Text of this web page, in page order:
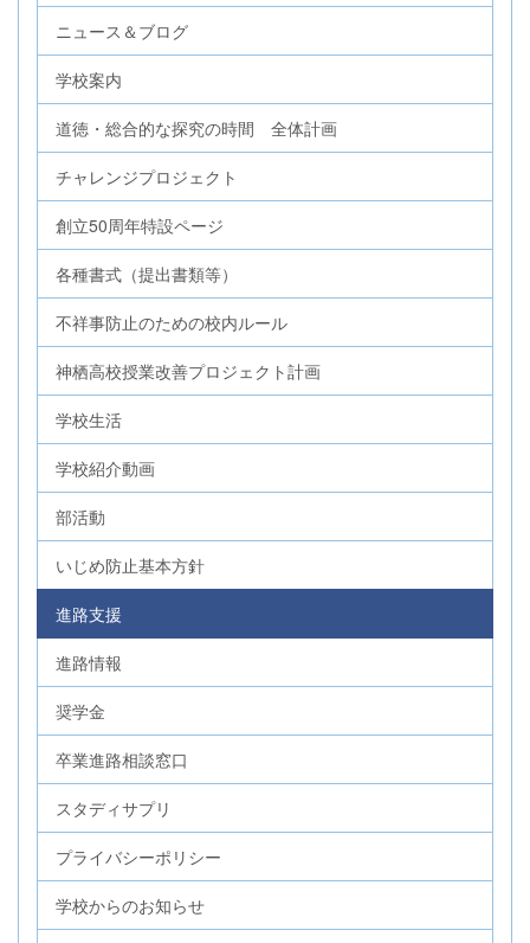
ニュース＆ブログ
学校案内
道徳・総合的な探究の時間 全体計画
チャレンジプロジェクト
創立50周年特設ページ
各種書式（提出書類等）
不祥事防止のための校内ルール
神栖高校授業改善プロジェクト計画
学校生活
学校紹介動画
部活動
いじめ防止基本方針
進路支援
進路情報
奨学金
卒業進路相談窓口
スタディサプリ
プライバシーポリシー
学校からのお知らせ